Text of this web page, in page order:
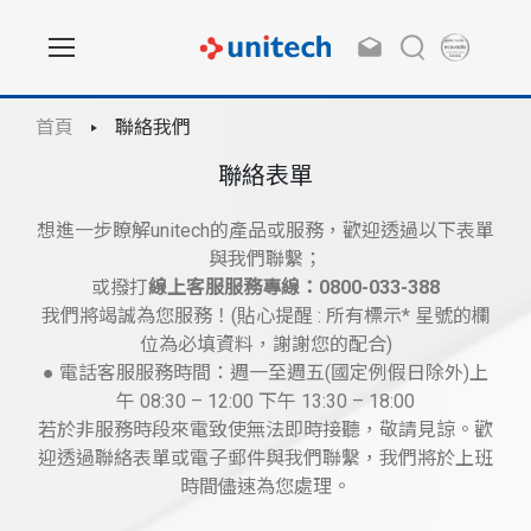
首頁 聯絡我們
聯絡表單
想進一步瞭解unitech的產品或服務，歡迎透過以下表單
與我們聯繫；
或撥打線上客服服務專線：0800-033-388
我們將竭誠為您服務！(貼心提醒 : 所有標示* 星號的欄
位為必填資料，謝謝您的配合)
● 電話客服服務時間：週一至週五(國定例假日除外)上
午 08:30 – 12:00 下午 13:30 – 18:00
若於非服務時段來電致使無法即時接聽，敬請見諒。歡
迎透過聯絡表單或電子郵件與我們聯繫，我們將於上班
時間儘速為您處理。